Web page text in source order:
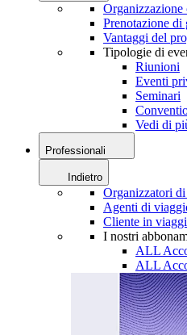
Organizzazione
Prenotazione di
Vantaggi del
Tipologie di
Riunioni
Eventi
Seminari
Vedi di
Professionali
Indietro
Organizzatori
Agenti di
Cliente in
I nostri
ALL
ALL